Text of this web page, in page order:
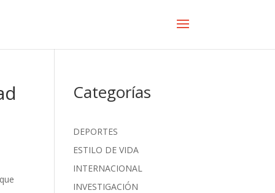
Categorías
DEPORTES
ESTILO DE VIDA
INTERNACIONAL
INVESTIGACIÓN